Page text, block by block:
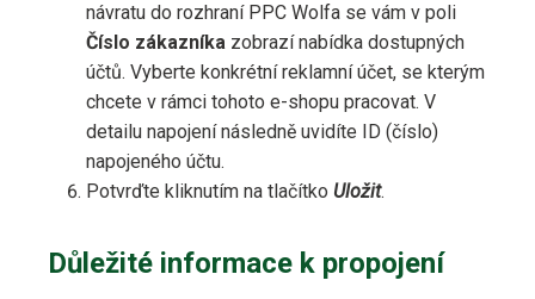
návratu do rozhraní PPC Wolfa se vám v poli
Číslo zákazníka zobrazí nabídka dostupných
účtů. Vyberte konkrétní reklamní účet, se kterým
chcete v rámci tohoto e-shopu pracovat. V
detailu napojení následně uvidíte ID (číslo)
napojeného účtu.
Potvrďte kliknutím na tlačítko Uložit.
Důležité informace k propojení